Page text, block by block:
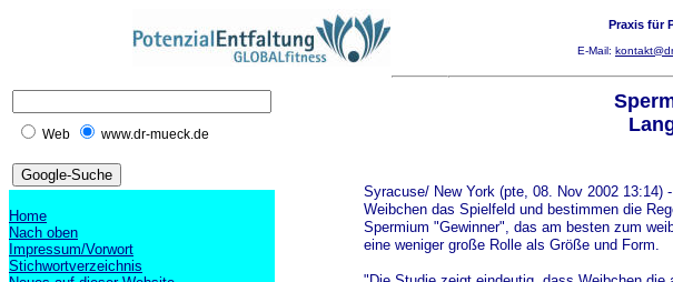
Praxis für
E-Mail:
Web www.dr-mueck.de
Home
Nach oben
Impressum/Vorwort
Stichwortverzeichnis
Syracuse/ New York (pte, 08. Nov 2002
Weibchen das Spielfeld und bestimmen die
Spermium "Gewinner", das am besten zum
eine weniger große Rolle als Größe und Form.